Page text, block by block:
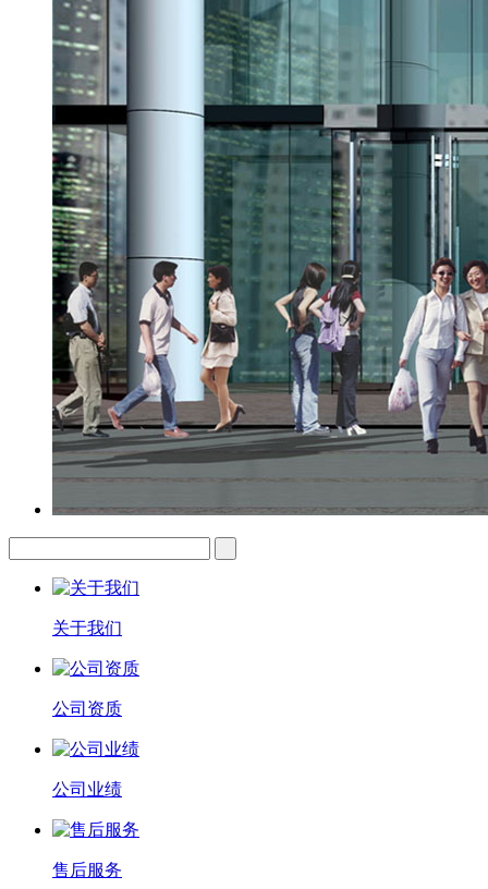
关于我们
公司资质
公司业绩
售后服务